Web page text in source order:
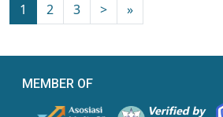
1 2 3 > »
MEMBER OF